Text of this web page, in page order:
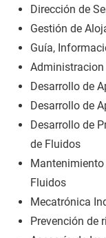
Dirección de
Gestión de
Guía,
Administracion
Desarrollo de
Desarrollo de
Desarrollo de
de Fluidos
Fluidos
Mecatrónica
Prevención de